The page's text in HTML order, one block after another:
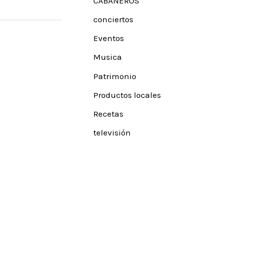
conciertos
Eventos
Musica
Patrimonio
Productos locales
Recetas
televisión